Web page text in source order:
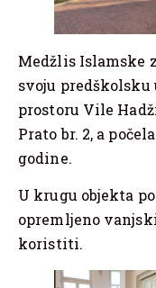
Medžlis Islamske
svoju predškolsku
prostoru Vile
Prato br. 2, a
godine.
U krugu objekta
opremljeno
koristiti.